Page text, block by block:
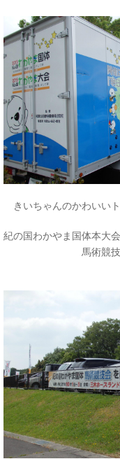
きいちゃんのかわいい
紀の国わかやま国体本大
馬術競技本大